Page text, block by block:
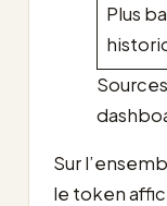
Plus
Sur
le token